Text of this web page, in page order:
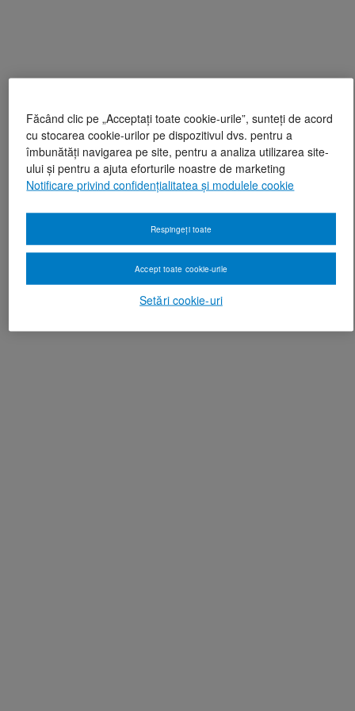
Făcând clic pe „Acceptați toate cookie-urile”, sunteți de acord
cu stocarea cookie-urilor pe dispozitivul dvs. pentru a
îmbunătăți navigarea pe site, pentru a analiza utilizarea site-
ului și pentru a ajuta eforturile noastre de marketing
Notificare privind confidențialitatea și modulele cookie
Setări cookie-uri
Respingeți toate
Accept toate cookie-urile